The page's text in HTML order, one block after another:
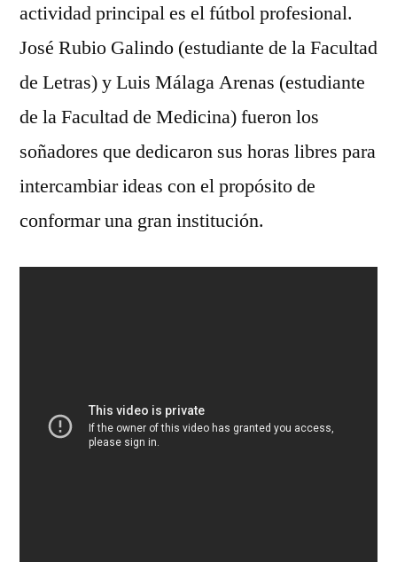
actividad principal es el fútbol profesional.
José Rubio Galindo (estudiante de la Facultad
de Letras) y Luis Málaga Arenas (estudiante
de la Facultad de Medicina) fueron los
soñadores que dedicaron sus horas libres para
intercambiar ideas con el propósito de
conformar una gran institución.